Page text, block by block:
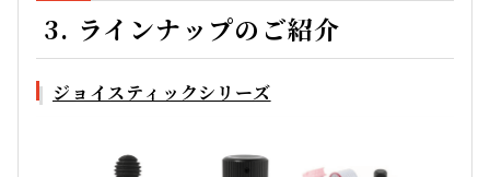
3. ラインナップのご紹介
ジョイスティックシリーズ